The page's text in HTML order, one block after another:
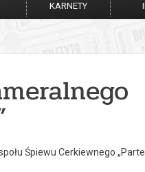
KARNETY
Śpiewu Cerkiewnego